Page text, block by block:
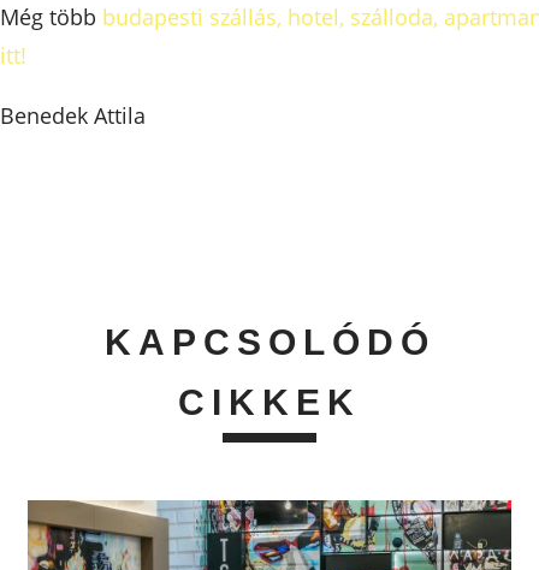
Még több budapesti szállás, hotel, szálloda,
itt!
Benedek Attila
KAPCSOLÓDÓ
CIKKEK